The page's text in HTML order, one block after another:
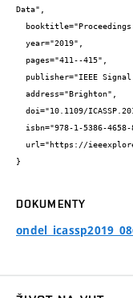
Data",
}
DOKUMENTY